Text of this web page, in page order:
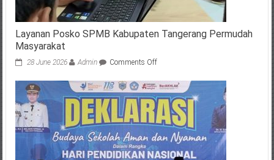
Layanan Posko SPMB Kabupaten Tangerang Permudah
Masyarakat
28 June 2026 Admin Comments Offon
Posko
SPMB
Kabupaten
Tangerang
Permudah
Masyarakat